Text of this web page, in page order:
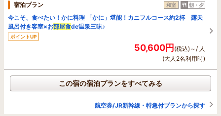
宿泊プラン 和室 朝・夕
今こそ、食べたい！かに料理 「かに」堪能！カニフルコース約2杯 露天
風呂付き客室×お部屋食de温泉三昧♪
ポイントUP
50,600円(税込)～/ 人
(大人2名利用時)
この宿の宿泊プランをすべてみる
航空券/JR新幹線・特急付プランから探す